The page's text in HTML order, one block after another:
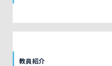
教員紹介